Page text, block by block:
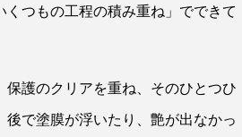
つもの工程の積み重ね」でできて
護のクリアを重ね、そのひとつひ
で塗膜が浮いたり、艶が出なかっ